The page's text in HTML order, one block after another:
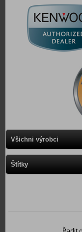
Všichni výrobci
Štítky